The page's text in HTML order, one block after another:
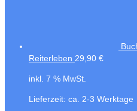
Reiterleben 29,90 €
inkl. 7 % MwSt.
Lieferzeit: ca. 2-3 Werktage